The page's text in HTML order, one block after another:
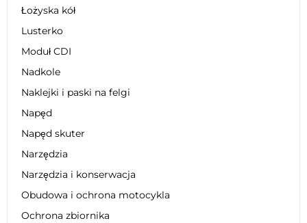
Łożyska kół
Lusterko
Moduł CDI
Nadkole
Naklejki i paski na felgi
Napęd
Napęd skuter
Narzędzia
Narzędzia i konserwacja
Obudowa i ochrona motocykla
Ochrona zbiornika